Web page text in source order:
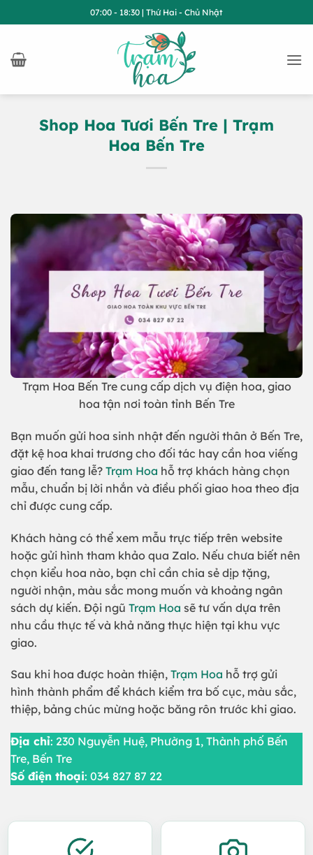
qua
dung
07:00 - 18:30 | Thứ Hai - Chủ Nhật
Shop Hoa Tươi Bến Tre | Trạm
Hoa Bến Tre
Trạm Hoa Bến Tre cung cấp dịch vụ điện hoa, giao
hoa tận nơi toàn tỉnh Bến Tre
Bạn muốn gửi hoa sinh nhật đến người thân ở Bến Tre,
đặt kệ hoa khai trương cho đối tác hay cần hoa viếng
giao đến tang lễ? Trạm Hoa hỗ trợ khách hàng chọn
mẫu, chuẩn bị lời nhắn và điều phối giao hoa theo địa
chỉ được cung cấp.
Khách hàng có thể xem mẫu trực tiếp trên website
hoặc gửi hình tham khảo qua Zalo. Nếu chưa biết nên
chọn kiểu hoa nào, bạn chỉ cần chia sẻ dịp tặng,
người nhận, màu sắc mong muốn và khoảng ngân
sách dự kiến. Đội ngũ Trạm Hoa sẽ tư vấn dựa trên
nhu cầu thực tế và khả năng thực hiện tại khu vực
giao.
Sau khi hoa được hoàn thiện, Trạm Hoa hỗ trợ gửi
hình thành phẩm để khách kiểm tra bố cục, màu sắc,
thiệp, bảng chúc mừng hoặc băng rôn trước khi giao.
Địa chỉ: 230 Nguyễn Huệ, Phường 1, Thành phố Bến
Tre, Bến Tre
Số điện thoại: 034 827 87 22